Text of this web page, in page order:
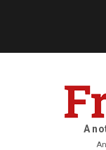
A